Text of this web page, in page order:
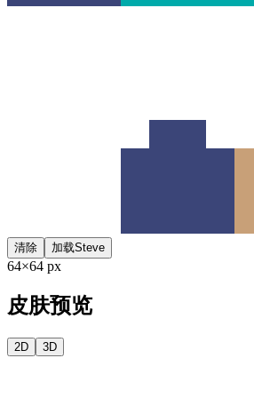
清除 加载Steve
64×64 px
皮肤预览
2D 3D